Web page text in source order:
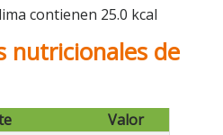
contienen 25.0 kcal
nutricionales de
Valor